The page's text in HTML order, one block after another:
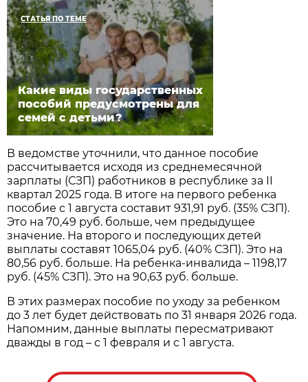
СТАТЬЯ ПО ТЕМЕ
Какие виды государственных
пособий предусмотрены для
семей с детьми?
В ведомстве уточнили, что данное пособие
рассчитывается исходя из среднемесячной
зарплаты (СЗП) работников в республике за II
квартал 2025 года. В итоге на первого ребенка
пособие с 1 августа составит 931,91 руб. (35% СЗП).
Это на 70,49 руб. больше, чем предыдущее
значение. На второго и последующих детей
выплаты составят 1065,04 руб. (40% СЗП). Это на
80,56 руб. больше. На ребенка-инвалида – 1198,17
руб. (45% СЗП). Это на 90,63 руб. больше.
В этих размерах пособие по уходу за ребенком
до 3 лет будет действовать по 31 января 2026 года.
Напомним, данные выплаты пересматривают
дважды в год – с 1 февраля и с 1 августа.